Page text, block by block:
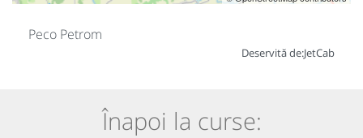
Peco Petrom
Deservită de:JetCab
Înapoi la curse: